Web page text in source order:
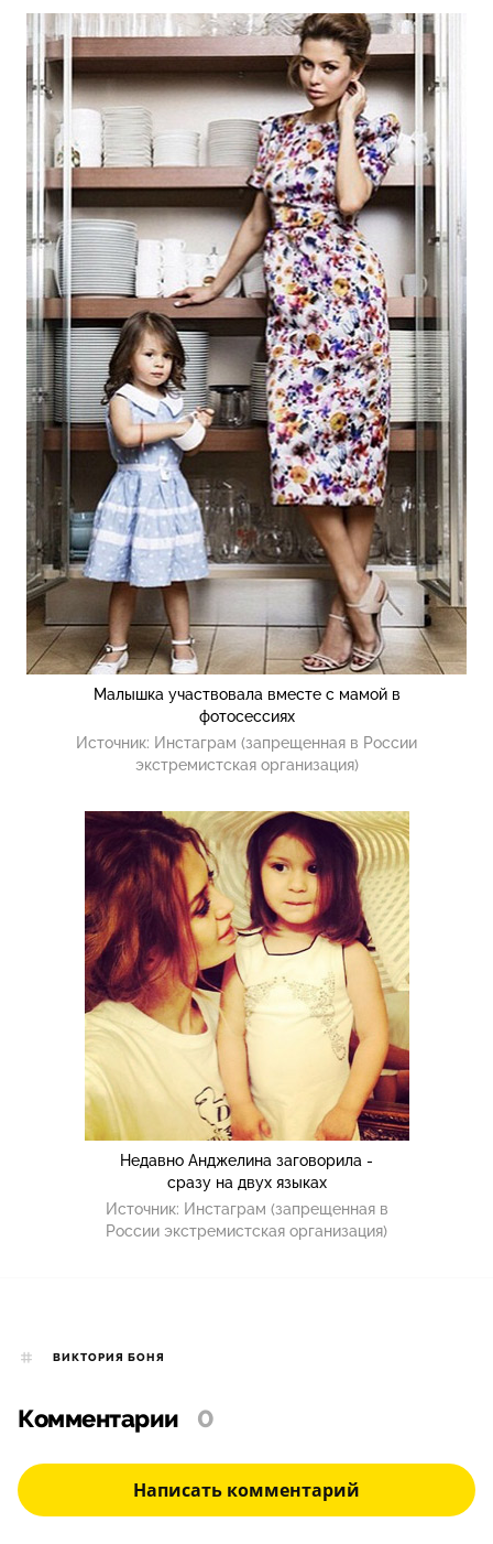
Малышка участвовала вместе с мамой в
фотосессиях
Источник: Инстаграм (запрещенная в России
экстремистская организация)
Недавно Анджелина заговорила -
сразу на двух языках
Источник: Инстаграм (запрещенная в
России экстремистская организация)
ВИКТОРИЯ БОНЯ
Комментарии 0
Написать комментарий